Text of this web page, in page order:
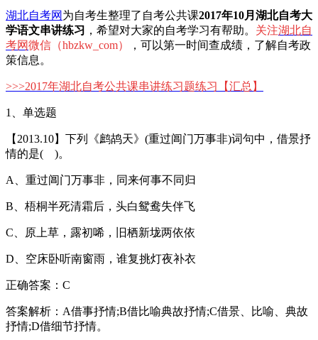
湖北自考网 为自考生整理了自考公共课2017年10月湖北自考大
学语文串讲练习 ，希望对大家的自考学习有帮助。 关注湖北自
考网微信（hbzkw_com）
，可以第一时间查成绩，了解自考政
策信息。
>>>2017年湖北自考公共课串讲练习题练习 【汇总】
1、单选题
【2013.10】下列《鹧鸪天》(重过阊门万事非)词句中，借景抒
情的是( )。
A、重过阊门万事非，同来何事不同归
B、梧桐半死清霜后，头白鸳鸯失伴飞
C、原上草，露初唏，旧栖新垅两依依
D、空床卧听南窗雨，谁复挑灯夜补衣
正确答案：C
答案解析：A借事抒情;B借比喻典故抒情;C借景、比喻、典故
抒情;D借细节抒情。